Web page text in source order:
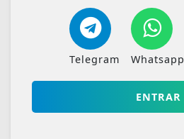
Telegram Whatsapp
ENTRAR